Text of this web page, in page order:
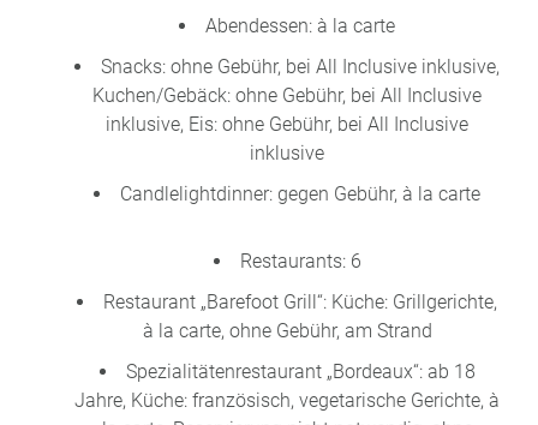
Abendessen: à la carte
Snacks: ohne Gebühr, bei All Inclusive inklusive,
Kuchen/Gebäck: ohne Gebühr, bei All Inclusive
inklusive, Eis: ohne Gebühr, bei All Inclusive
inklusive
Candlelightdinner: gegen Gebühr, à la carte
Restaurants: 6
Restaurant „Barefoot Grill“: Küche: Grillgerichte,
à la carte, ohne Gebühr, am Strand
Spezialitätenrestaurant „Bordeaux“: ab 18
Jahre, Küche: französisch, vegetarische Gerichte, à